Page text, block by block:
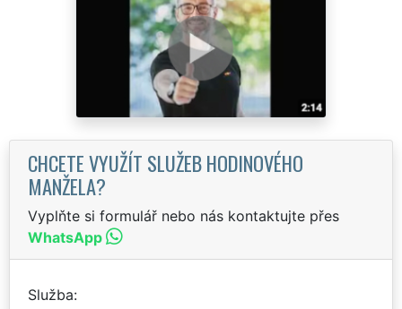
CHCETE VYUŽÍT SLUŽEB HODINOVÉHO
MANŽELA?
Vyplňte si formulář nebo nás kontaktujte přes
WhatsApp
Služba